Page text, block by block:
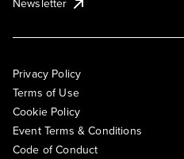
Privacy Policy
Terms of Use
Cookie Policy
Event Terms & Conditions
Code of Conduct